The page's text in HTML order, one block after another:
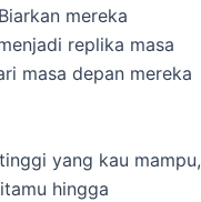
mereka
replika masa
masa depan mereka
yang kau mampu,
hingga